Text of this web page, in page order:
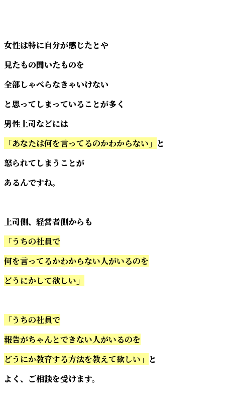
女性は特に自分が感じたとや
見たもの聞いたものを
全部しゃべらなきゃいけない
と思ってしまっていることが多く
男性上司などには
「あなたは何を言ってるのかわからない」 と
怒られてしまうことが
あるんですね。
上司側、経営者側からも
「うちの社員で
何を言ってるかわからない人がいるのを
どうにかして欲しい」
「うちの社員で
報告がちゃんとできない人がいるのを
どうにか教育する方法を教えて欲しい」 と
よく、ご相談を受けます。